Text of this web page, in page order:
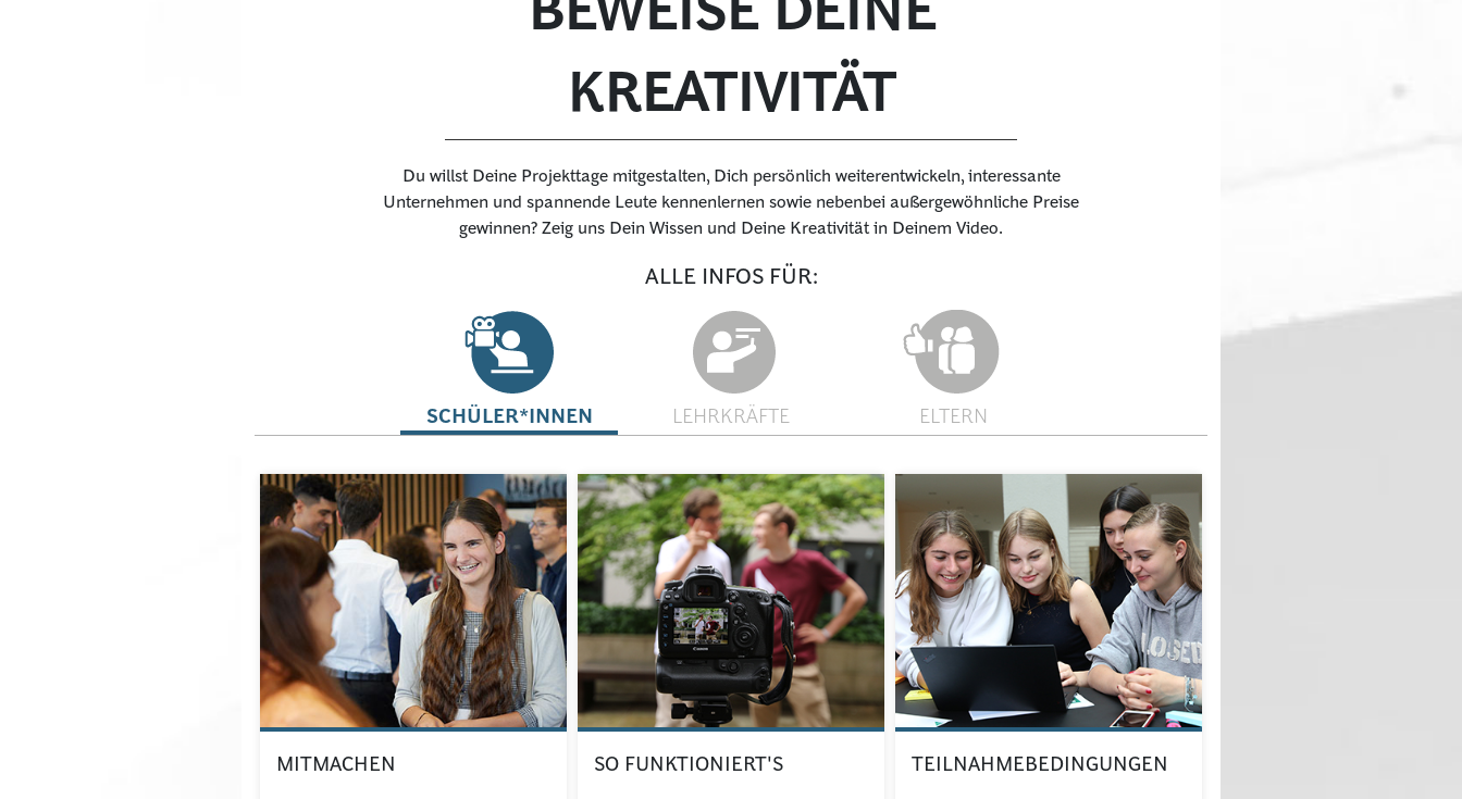
KREATIVITÄT
Du willst Deine Projekttage mitgestalten, Dich persönlich weiterentwickeln, interessante
Unternehmen und spannende Leute kennenlernen sowie nebenbei außergewöhnliche Preise
gewinnen? Zeig uns Dein Wissen und Deine Kreativität in Deinem Video.
ALLE INFOS FÜR:
SCHÜLER*INNEN LEHRKRÄFTE ELTERN
MITMACHEN SO FUNKTIONIERT'S TEILNAHMEBEDINGUNGEN